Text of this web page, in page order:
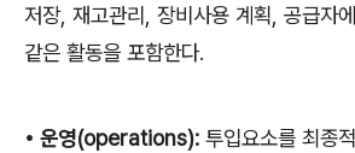
저장, 재고관리 장비사용 계획 공급자
같은 활동을 포함한다.
• 운영(operations): 투입요소를 최종